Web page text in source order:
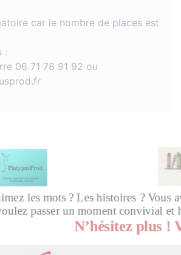
car le nombre de places est
:
06 71 78 91 92 ou